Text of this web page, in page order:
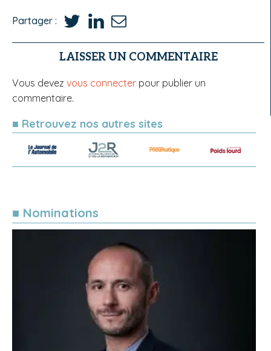
Partager :
LAISSER UN COMMENTAIRE
Vous devez vous connecter pour publier un
commentaire.
■ Retrouvez nos autres sites
■ Nominations